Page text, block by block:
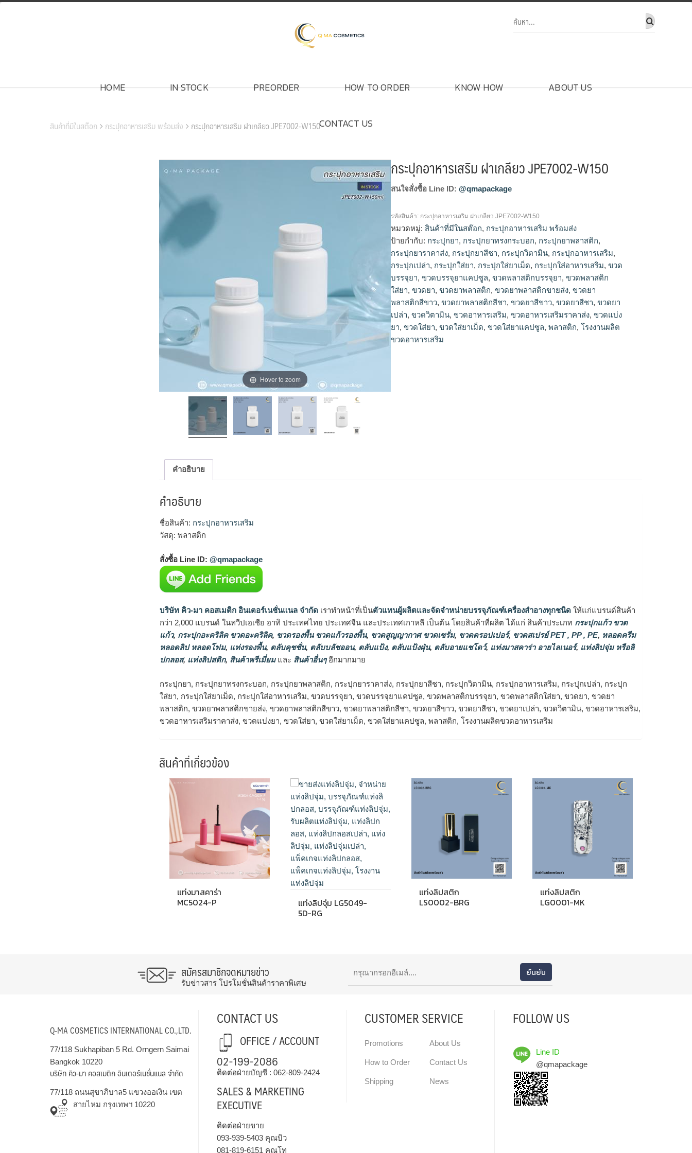
Skip
HOME IN STOCK PREORDER HOW TO ORDER KNOW HOW ABOUT US
CONTACT US
สินค้าที่มีในสต๊อก กระปุกอาหารเสริม พร้อมส่ง กระปุกอาหารเสริม ฝาเกลียว JPE7002-W150
Hover to zoom
กระปุกอาหารเสริม ฝาเกลียว JPE7002-W150
สนใจสั่งซื้อ Line ID: @qmapackage
รหัสสินค้า: กระปุกอาหารเสริม ฝาเกลียว JPE7002-W150
หมวดหมู่: สินค้าที่มีในสต๊อก, กระปุกอาหารเสริม พร้อมส่ง
ป้ายกำกับ: กระปุกยา, กระปุกยาทรงกระบอก, กระปุกยาพลาสติก,
กระปุกยาราคาส่ง, กระปุกยาสีชา, กระปุกวิตามิน, กระปุกอาหารเสริม,
กระปุกเปล่า, กระปุกใส่ยา, กระปุกใส่ยาเม็ด, กระปุกใส่อาหารเสริม,ขวด
บรรจุยา,ขวดบรรจุยาแคปซูล,ขวดพลาสติกบรรจุยา,ขวดพลาสติก
ใส่ยา,ขวดยา,ขวดยาพลาสติก,ขวดยาพลาสติกขายส่ง,ขวดยา
พลาสติกสีขาว,ขวดยาพลาสติกสีชา,ขวดยาสีขาว,ขวดยาสีชา,ขวดยา
เปล่า,ขวดวิตามิน,ขวดอาหารเสริม,ขวดอาหารเสริมราคาส่ง,ขวดแบ่ง
ยา,ขวดใส่ยา,ขวดใส่ยาเม็ด,ขวดใส่ยาแคปซูล,พลาสติก,โรงงานผลิต
ขวดอาหารเสริม
คำอธิบาย
คำอธิบาย
ชื่อสินค้า: กระปุกอาหารเสริม
วัสดุ: พลาสติก
สั่งซื้อ Line ID: @qmapackage
บริษัท คิว-มา คอสเมติก อินเตอร์เนชั่นแนล จำกัด เราทำหน้าที่เป็นตัวแทนผู้ผลิตและจัดจำหน่ายบรรจุภัณฑ์เครื่องสำอางทุกชนิด ให้แก่แบรนด์สินค้า
กว่า 2,000 แบรนด์ ในทวีปเอเชีย อาทิ ประเทศไทย ประเทศจีน และประเทศเกาหลี เป็นต้น โดยสินค้าที่ผลิต ได้แก่ สินค้าประเภท กระปุกแก้ว ขวด
แก้ว, กระปุกอะคริลิค ขวดอะคริลิค, ขวดรองพื้น ขวดแก้วรองพื้น, ขวดสูญญากาศ ขวดเซรั่ม, ขวดดรอปเปอร์, ขวดสเปรย์ PET , PP , PE, หลอดครีม
หลอดลิป หลอดโฟม, แท่งรองพื้น, ตลับคุชชั่น, ตลับบลัชออน, ตลับแป้ง, ตลับแป้งฝุ่น, ตลับอายแชโดว์, แท่งมาสคาร่า อายไลเนอร์, แท่งลิปจุ่ม หรือลิ
ปกลอส, แท่งลิปสติก, สินค้าพรีเมี่ยมและ สินค้าอื่นๆอีกมากมาย
กระปุกยา, กระปุกยาทรงกระบอก, กระปุกยาพลาสติก, กระปุกยาราคาส่ง, กระปุกยาสีชา, กระปุกวิตามิน, กระปุกอาหารเสริม, กระปุกเปล่า, กระปุก
ใส่ยา, กระปุกใส่ยาเม็ด, กระปุกใส่อาหารเสริม, ขวดบรรจุยา, ขวดบรรจุยาแคปซูล, ขวดพลาสติกบรรจุยา, ขวดพลาสติกใส่ยา, ขวดยา, ขวดยา
พลาสติก, ขวดยาพลาสติกขายส่ง, ขวดยาพลาสติกสีขาว, ขวดยาพลาสติกสีชา, ขวดยาสีขาว, ขวดยาสีชา, ขวดยาเปล่า, ขวดวิตามิน, ขวดอาหารเสริม,
ขวดอาหารเสริมราคาส่ง, ขวดแบ่งยา, ขวดใส่ยา, ขวดใส่ยาเม็ด, ขวดใส่ยาแคปซูล, พลาสติก, โรงงานผลิตขวดอาหารเสริม
สินค้าที่เกี่ยวข้อง
แท่งมาสคาร่า
MC5024-P
แท่งลิปจุ่ม LG5049-
5D-RG
แท่งลิปสติก
LS0002-BRG
แท่งลิปสติก
LG0001-MK
สมัครสมาชิกจดหมายข่าว
รับข่าวสาร โปรโมชั่นสินค้าราคาพิเศษ
Q-MA COSMETICS INTERNATIONAL CO.,LTD.
77/118 Sukhapiban 5 Rd. Orngern Saimai
Bangkok 10220
บริษัท คิว-มา คอสเมติก อินเตอร์เนชั่นแนล จำกัด
77/118 ถนนสุขาภิบาล5 แขวงออเงิน เขต
สายไหม กรุงเทพฯ 10220
CONTACT US
OFFICE / ACCOUNT
02-199-2086
ติดต่อฝ่ายบัญชี : 062-809-2424
SALES & MARKETING
EXECUTIVE
ติดต่อฝ่ายขาย
093-939-5403คุณบิว
081-819-6151 คุณโท
CUSTOMER SERVICE
Promotions
How to Order
Shipping
About Us
Contact Us
News
FOLLOW US
Line ID
@qmapackage